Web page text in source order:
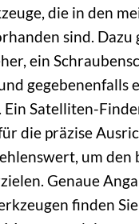
die in den
sind. Dazu
ein
gegebenenfalls
Ein Satelliten-
die präzise
um den
Genaue
finden